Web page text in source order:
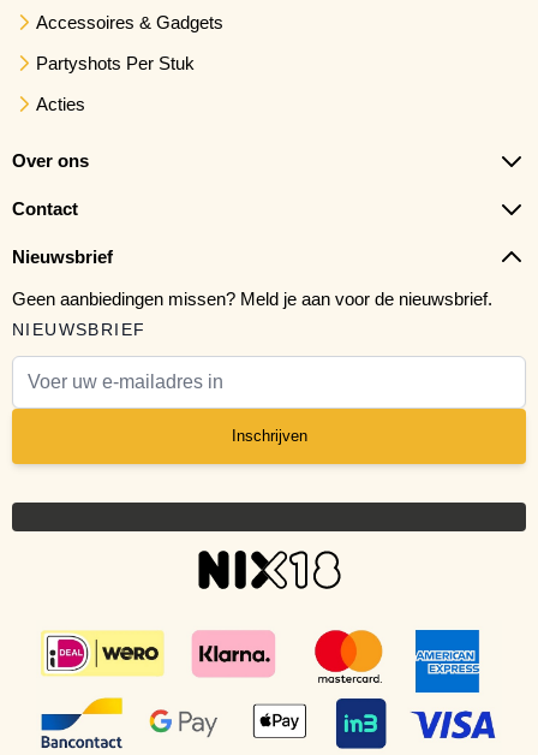
Accessoires & Gadgets
Partyshots Per Stuk
Acties
Over ons
Contact
Nieuwsbrief
Geen aanbiedingen missen? Meld je aan voor de nieuwsbrief.
NIEUWSBRIEF
Inschrijven